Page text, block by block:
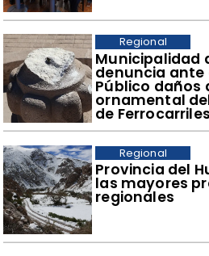
Municipalidad
denuncia ante
Público daños
ornamental
de Ferrocarriles
Regional
Provincia del
las mayores
regionales
Regional